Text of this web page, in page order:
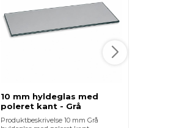
10 mm hyldeglas med
poleret kant - Grå
Produktbeskrivelse 10 mm Grå